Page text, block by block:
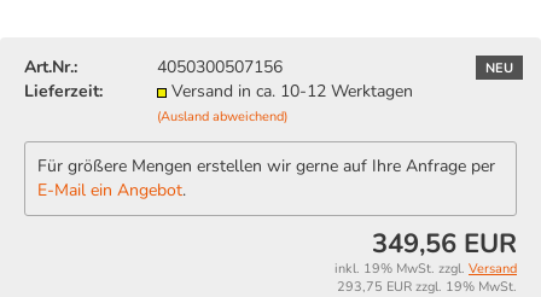
NEU
Art.Nr.:
4050300507156
Lieferzeit:
Versand in ca. 10-12 Werktagen
(Ausland abweichend)
Für größere Mengen erstellen wir gerne auf Ihre Anfrage per
E-Mail ein Angebot.
349,56 EUR
inkl. 19% MwSt. zzgl. Versand
293,75 EUR zzgl. 19% MwSt.